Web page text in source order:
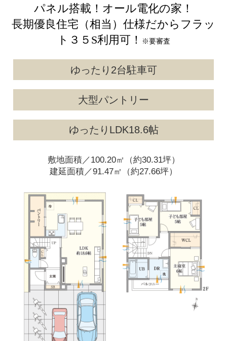
パネル搭載！オール電化の家！
長期優良住宅（相当）仕様だからフラッ
ト３５S利用可！
※要審査
ゆったり2台駐車可
大型パントリー
ゆったりLDK18.6帖
敷地面積／100.20㎡（約30.31坪）
建延面積／91.47㎡（約27.66坪）